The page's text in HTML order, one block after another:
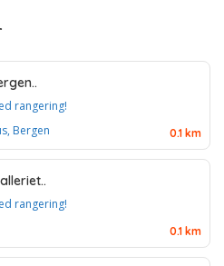
rangering!
Bergen
0.1 km
rangering!
0.1 km